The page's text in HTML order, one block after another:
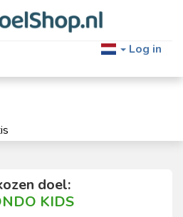
Log in
doel:
KIDS